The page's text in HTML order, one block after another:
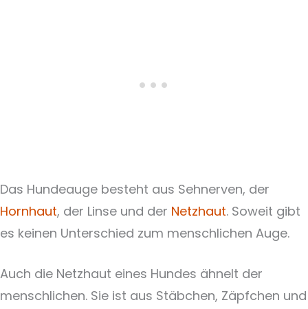
Das Hundeauge besteht aus Sehnerven, der
Hornhaut, der Linse und der Netzhaut. Soweit gibt
es keinen Unterschied zum menschlichen Auge.
Auch die Netzhaut eines Hundes ähnelt der
menschlichen. Sie ist aus Stäbchen, Zäpfchen und